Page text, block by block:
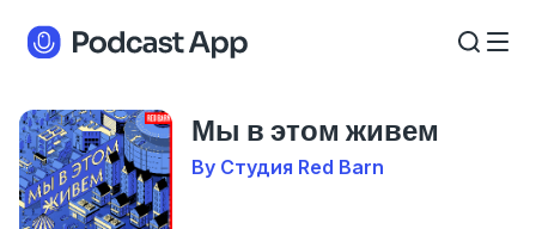
Мы в этом живем
By Студия Red Barn